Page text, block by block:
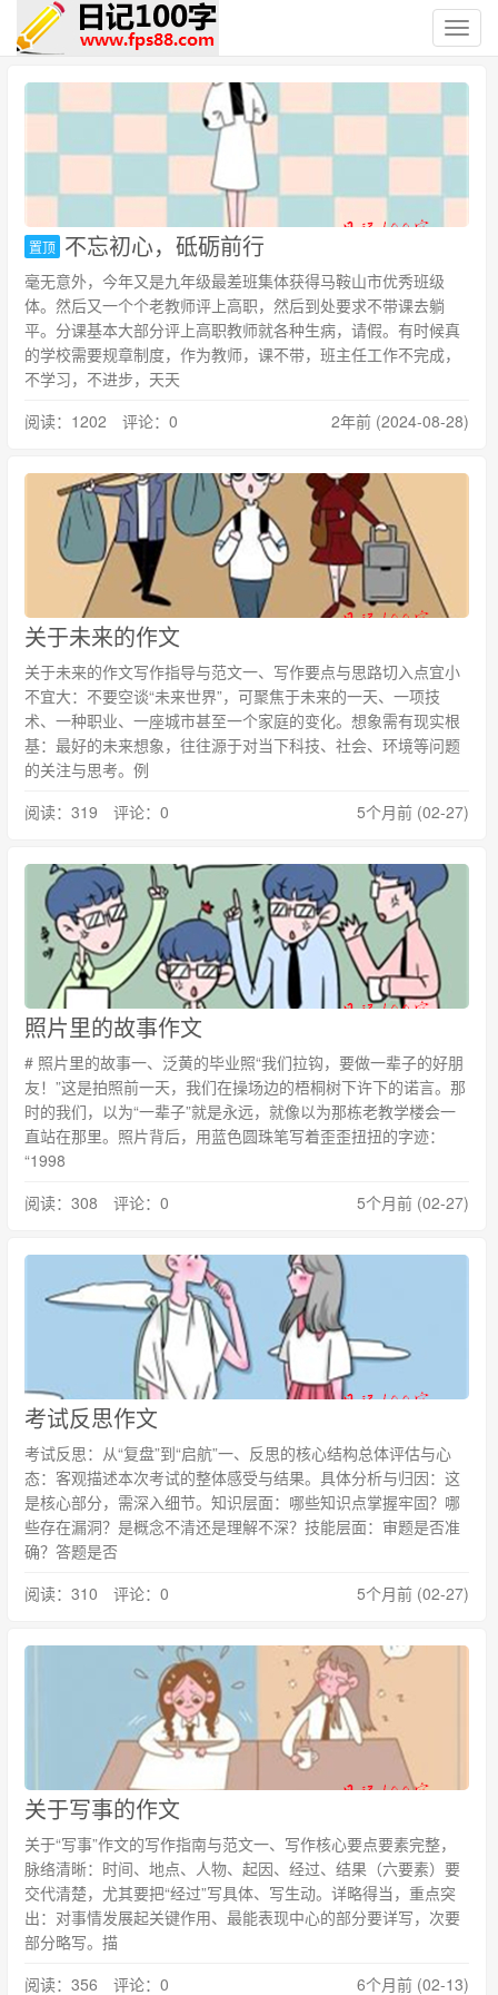
切
换
置顶 不忘初心，砥砺前行
毫无意外，今年又是九年级最差班集体获得马鞍山市优秀班级
体。然后又一个个老教师评上高职，然后到处要求不带课去躺
平。分课基本大部分评上高职教师就各种生病，请假。有时候真
的学校需要规章制度，作为教师，课不带，班主任工作不完成，
不学习，不进步，天天
阅读：1202 评论：0
2年前 (2024-08-28)
关于未来的作文
关于未来的作文写作指导与范文一、写作要点与思路切入点宜小
不宜大：不要空谈“未来世界”，可聚焦于未来的一天、一项技
术、一种职业、一座城市甚至一个家庭的变化。想象需有现实根
基：最好的未来想象，往往源于对当下科技、社会、环境等问题
的关注与思考。例
阅读：319 评论：0
5个月前 (02-27)
照片里的故事作文
# 照片里的故事一、泛黄的毕业照“我们拉钩，要做一辈子的好朋
友！”这是拍照前一天，我们在操场边的梧桐树下许下的诺言。那
时的我们，以为“一辈子”就是永远，就像以为那栋老教学楼会一
直站在那里。照片背后，用蓝色圆珠笔写着歪歪扭扭的字迹：
“1998
阅读：308 评论：0
5个月前 (02-27)
考试反思作文
考试反思：从“复盘”到“启航”一、反思的核心结构总体评估与心
态：客观描述本次考试的整体感受与结果。具体分析与归因：这
是核心部分，需深入细节。知识层面：哪些知识点掌握牢固？哪
些存在漏洞？是概念不清还是理解不深？技能层面：审题是否准
确？答题是否
阅读：310 评论：0
5个月前 (02-27)
关于写事的作文
关于“写事”作文的写作指南与范文一、写作核心要点要素完整，
脉络清晰：时间、地点、人物、起因、经过、结果（六要素）要
交代清楚，尤其要把“经过”写具体、写生动。详略得当，重点突
出：对事情发展起关键作用、最能表现中心的部分要详写，次要
部分略写。描
阅读：356 评论：0
6个月前 (02-13)